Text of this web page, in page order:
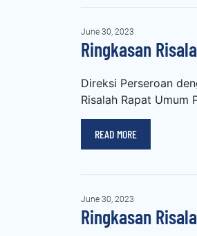
June 30, 2023
Ringkasan
Direksi Perseroan
Risalah Rapat Umum
READ MORE
June 30, 2023
Ringkasan